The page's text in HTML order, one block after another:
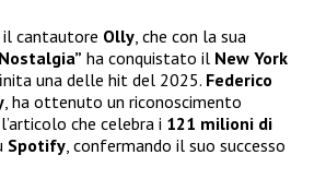
cantautore Olly , che con la sua
ha conquistato il New York
una delle hit del 2025. Federico
, ha ottenuto un riconoscimento
che celebra i 121 milioni di
Spotify , confermando il suo successo